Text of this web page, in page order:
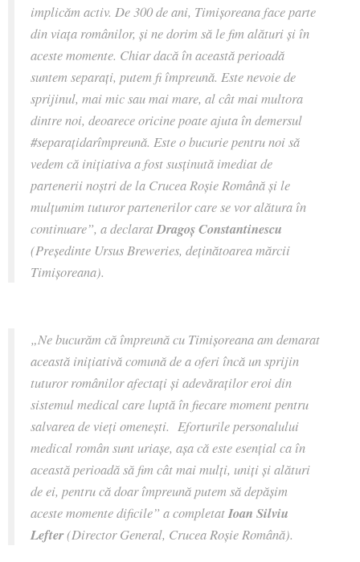
implicăm activ. De 300 de ani, Timișoreana face parte
din viața românilor, și ne dorim să le fim alături și în
aceste momente. Chiar dacă în această perioadă
suntem separați, putem fi împreună. Este nevoie de
sprijinul, mai mic sau mai mare, al cât mai multora
dintre noi, deoarece oricine poate ajuta în demersul
#separațidarîmpreună. Este o bucurie pentru noi să
vedem că inițiativa a fost susținută imediat de
partenerii noștri de la Crucea Roșie Română și le
mulțumim tuturor partenerilor care se vor alătura în
continuare”, adeclaratDragoș Constantinescu
(Președinte Ursus Breweries, deținătoarea mărcii
Timișoreana).
„Ne bucurăm că împreună cu Timișoreana am demarat
această inițiativă comună de a oferi încă un sprijin
tuturor românilor afectați și adevăraților eroi din
sistemul medical care luptă în fiecare moment pentru
salvarea de vieți omenești. Eforturile personalului
medical român sunt uriașe, așa că este esențial ca în
această perioadă să fim cât mai mulți, uniți și alături
de ei, pentru că doar împreună putem să depășim
aceste momente dificile” acompletatIoan Silviu
Lefter(Director General, Crucea Roșie Română).